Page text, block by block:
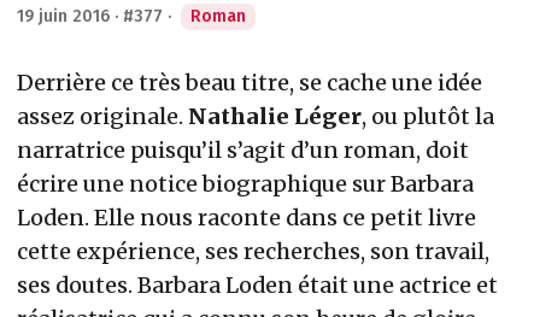
19 juin 2016 · #377 · Roman
Derrière ce très beau titre, se cache une idée
assez originale. Nathalie Léger, ou plutôt la
narratrice puisqu’il s’agit d’un roman, doit
écrire une notice biographique sur Barbara
Loden. Elle nous raconte dans ce petit livre
cette expérience, ses recherches, son travail,
ses doutes. Barbara Loden était une actrice et